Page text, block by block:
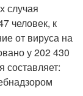
случая
человек, к
от вируса на
у 202 430
составляет: